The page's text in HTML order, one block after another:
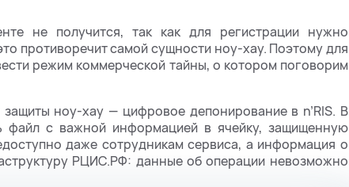
не получится, так как для регистрации нужно
противоречит самой сущности ноу-хау. Поэтому для
режим коммерческой тайны, о котором поговорим
ноу-хау — цифровое депонирование в n’RIS. В
файл с важной информацией в ячейку, защищенную
даже сотрудникам сервиса, а информация о
РЦИС.РФ: данные об операции невозможно